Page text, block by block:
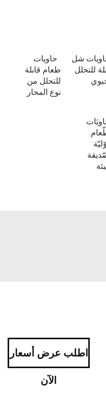
شل
للتحلل
حاويات
طعام قابلة
للتحلل من
نوع المحار
اطلب عرض أسعار
الآن